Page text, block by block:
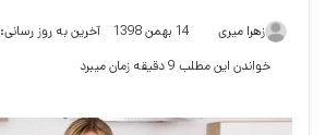
زهرا میری 14 بهمن 1398 آخرین به روز رسانی: 5 مرداد 1405
خواندن این مطلب 9 دقیقه زمان میبرد